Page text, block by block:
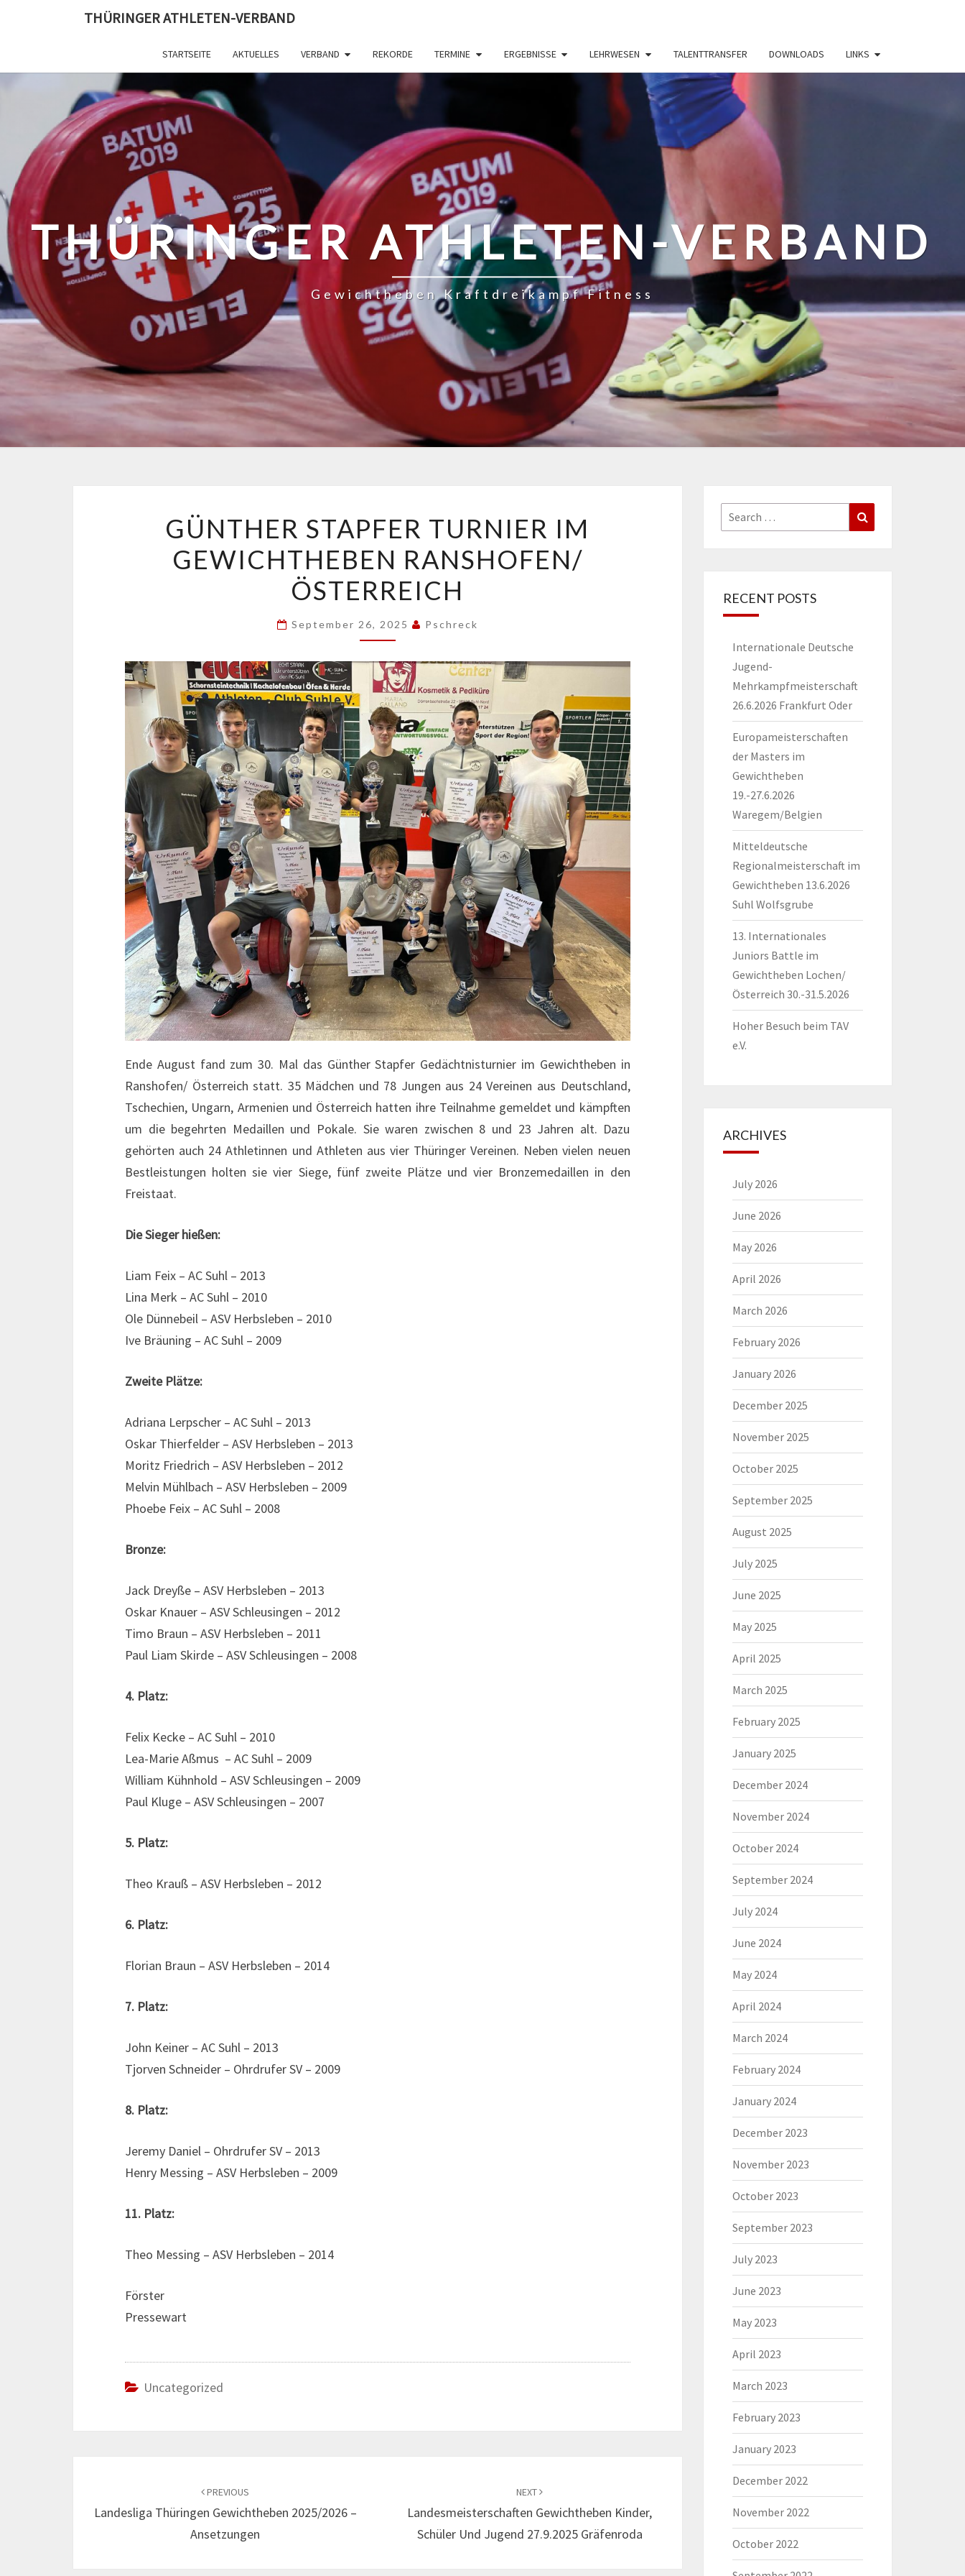
THÜRINGER ATHLETEN-VERBAND
STARTSEITE AKTUELLES VERBAND REKORDE TERMINE ERGEBNISSE LEHRWESEN TALENTTRANSFER DOWNLOADS LINKS
THÜRINGER ATHLETEN-VERBAND
Gewichtheben Kraftdreikampf Fitness
STAPFER
TURNIER
IM
GEWICHTHEBEN
RANSHOFEN/
ÖSTERREICH
GÜNTHER STAPFER TURNIER IM
GEWICHTHEBEN RANSHOFEN/
ÖSTERREICH
September 26, 2025 Pschreck
Ende August fand zum 30. Mal das Günther Stapfer Gedächtnisturnier im Gewichtheben in
Ranshofen/ Österreich statt. 35 Mädchen und 78 Jungen aus 24 Vereinen aus Deutschland,
Tschechien, Ungarn, Armenien und Österreich hatten ihre Teilnahme gemeldet und kämpften
um die begehrten Medaillen und Pokale. Sie waren zwischen 8 und 23 Jahren alt. Dazu
gehörten auch 24 Athletinnen und Athleten aus vier Thüringer Vereinen. Neben vielen neuen
Bestleistungen holten sie vier Siege, fünf zweite Plätze und vier Bronzemedaillen in den
Freistaat.
Die Sieger hießen:
Liam Feix – AC Suhl – 2013
Lina Merk – AC Suhl – 2010
Ole Dünnebeil – ASV Herbsleben – 2010
Ive Bräuning – AC Suhl – 2009
Zweite Plätze:
Adriana Lerpscher – AC Suhl – 2013
Oskar Thierfelder – ASV Herbsleben – 2013
Moritz Friedrich – ASV Herbsleben – 2012
Melvin Mühlbach – ASV Herbsleben – 2009
Phoebe Feix – AC Suhl – 2008
Bronze:
Jack Dreyße – ASV Herbsleben – 2013
Oskar Knauer – ASV Schleusingen – 2012
Timo Braun – ASV Herbsleben – 2011
Paul Liam Skirde – ASV Schleusingen – 2008
4. Platz:
Felix Kecke – AC Suhl – 2010
Lea-Marie Aßmus – AC Suhl – 2009
William Kühnhold – ASV Schleusingen – 2009
Paul Kluge – ASV Schleusingen – 2007
5. Platz:
Theo Krauß – ASV Herbsleben – 2012
6. Platz:
Florian Braun – ASV Herbsleben – 2014
7. Platz:
John Keiner – AC Suhl – 2013
Tjorven Schneider – Ohrdrufer SV – 2009
8. Platz:
Jeremy Daniel – Ohrdrufer SV – 2013
Henry Messing – ASV Herbsleben – 2009
11. Platz:
Theo Messing – ASV Herbsleben – 2014
Förster
Pressewart
Uncategorized
PREVIOUS
Landesliga Thüringen Gewichtheben 2025/2026 –
Ansetzungen
NEXT
Landesmeisterschaften Gewichtheben Kinder,
Schüler Und Jugend 27.9.2025 Gräfenroda
Search
for:
RECENT POSTS
Internationale Deutsche
Jugend-
Mehrkampfmeisterschaft
26.6.2026 Frankfurt Oder
Europameisterschaften
der Masters im
Gewichtheben
19.-27.6.2026
Waregem/Belgien
Mitteldeutsche
Regionalmeisterschaft im
Gewichtheben 13.6.2026
Suhl Wolfsgrube
13. Internationales
Juniors Battle im
Gewichtheben Lochen/
Österreich 30.-31.5.2026
Hoher Besuch beim TAV
e.V.
ARCHIVES
July 2026
June 2026
May 2026
April 2026
March 2026
February 2026
January 2026
December 2025
November 2025
October 2025
September 2025
August 2025
July 2025
June 2025
May 2025
April 2025
March 2025
February 2025
January 2025
December 2024
November 2024
October 2024
September 2024
July 2024
June 2024
May 2024
April 2024
March 2024
February 2024
January 2024
December 2023
November 2023
October 2023
September 2023
July 2023
June 2023
May 2023
April 2023
March 2023
February 2023
January 2023
December 2022
November 2022
October 2022